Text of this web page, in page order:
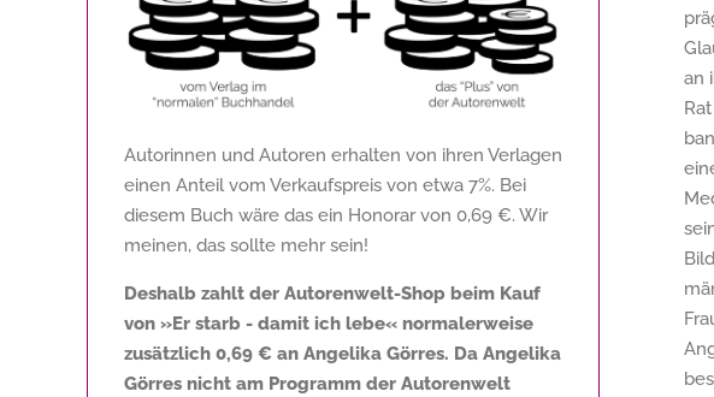
Autorinnen und Autoren erhalten von ihren Verlagen
einen Anteil vom Verkaufspreis von etwa 7%. Bei
diesem Buch wäre das ein Honorar von 0,69 €. Wir
meinen, das sollte mehr sein!
Deshalb zahlt der Autorenwelt-Shop beim Kauf
von »Er starb - damit ich lebe« normalerweise
zusätzlich 0,69 € an Angelika Görres. Da Angelika
Görres nicht am Programm der Autorenwelt
an